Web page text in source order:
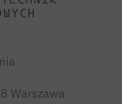
Warszawa